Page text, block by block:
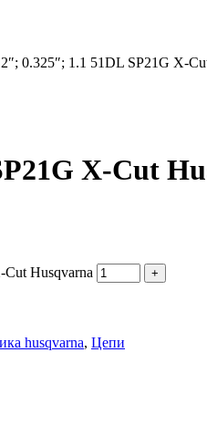
0.325″; 1.1 51DL SP21G X-
X-Cut
Husqvarna
husqvarna, Цепи